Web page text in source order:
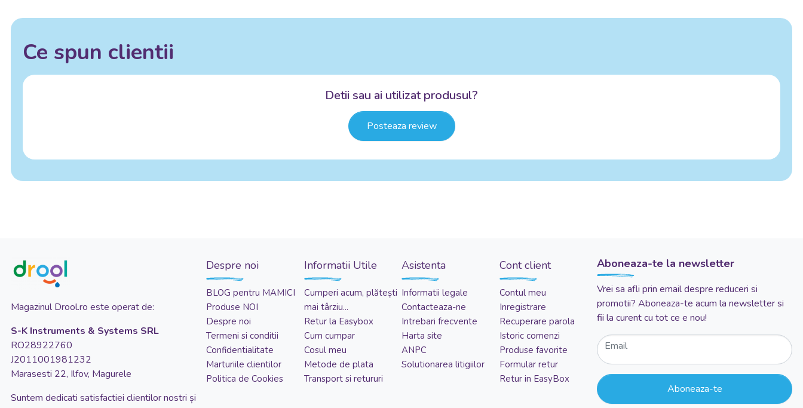
Ce spun clientii
Detii sau ai utilizat produsul?
Posteaza review
Magazinul Drool.ro este operat de:
S-K Instruments & Systems SRL
RO28922760
J2011001981232
Marasesti 22, Ilfov, Magurele
Suntem dedicati satisfactiei clientilor nostri și
Despre noi
BLOG pentru MAMICI
Produse NOI
Despre noi
Termeni si conditii
Confidentialitate
Marturiile clientilor
Politica de Cookies
Informatii Utile
Cumperi acum, plătești
mai târziu...
Retur la Easybox
Cum cumpar
Cosul meu
Metode de plata
Transport si retururi
Asistenta
Informatii legale
Contacteaza-ne
Intrebari frecvente
Harta site
ANPC
Solutionarea litigiilor
Cont client
Contul meu
Inregistrare
Recuperare parola
Istoric comenzi
Produse favorite
Formular retur
Retur in EasyBox
Aboneaza-te la newsletter
Vrei sa afli prin email despre reduceri si
promotii? Aboneaza-te acum la newsletter si
fii la curent cu tot ce e nou!
Email
Aboneaza-te